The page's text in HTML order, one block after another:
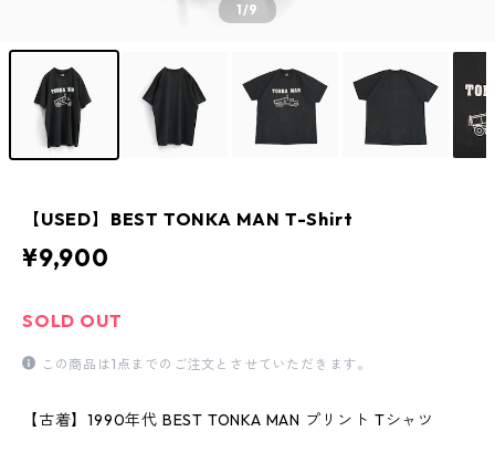
1/9
【USED】BEST TONKA MAN T-Shirt
¥9,900
SOLD OUT
この商品は1点までのご注文とさせていただきます。
【古着】1990年代 BEST TONKA MAN プリント Tシャツ